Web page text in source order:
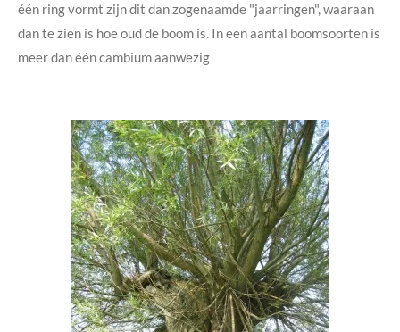
één ring vormt zijn dit dan zogenaamde "jaarringen", waaraan
dan te zien is hoe oud de boom is. In een aantal boomsoorten is
meer dan één cambium aanwezig